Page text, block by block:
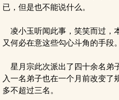
已，但是也不能说什么。
凌小玉听闻此事，笑笑而过，
又何必在意这些勾心斗角的手段。
星月宗此次派出了四十余名弟
入一名弟子也在一个月前改变了
多不超过三名。